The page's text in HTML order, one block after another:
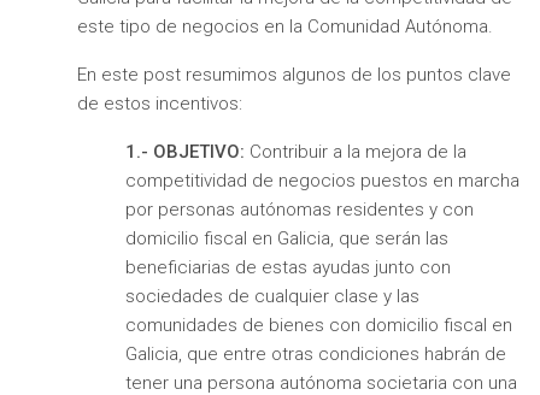
este tipo de negocios en la Comunidad Autónoma.
En este post resumimos algunos de los puntos clave
de estos incentivos:
1.- OBJETIVO: Contribuir a la mejora de la
competitividad de negocios puestos en marcha
por personas autónomas residentes y con
domicilio fiscal en Galicia, que serán las
beneficiarias de estas ayudas junto con
sociedades de cualquier clase y las
comunidades de bienes con domicilio fiscal en
Galicia, que entre otras condiciones habrán de
tener una persona autónoma societaria con una